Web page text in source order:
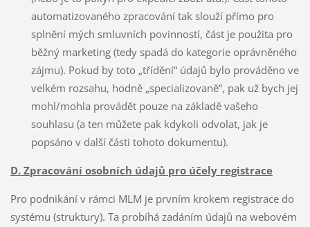
automatizovaného zpracování tak slouží přímo pro
splnění mých smluvních povinností, část je použita pro
běžný marketing (tedy spadá do kategorie oprávněného
zájmu). Pokud by toto „třídění“ údajů bylo prováděno ve
velkém rozsahu, hodně „specializovaně“, pak už bych jej
mohl/mohla provádět pouze na základě vašeho
souhlasu (a ten můžete pak kdykoli odvolat, jak je
popsáno v další části tohoto dokumentu).
D. Zpracování osobních údajů pro účely registrace
Pro podnikání v rámci MLM je prvním krokem registrace do
systému (struktury). Ta probíhá zadáním údajů na webovém